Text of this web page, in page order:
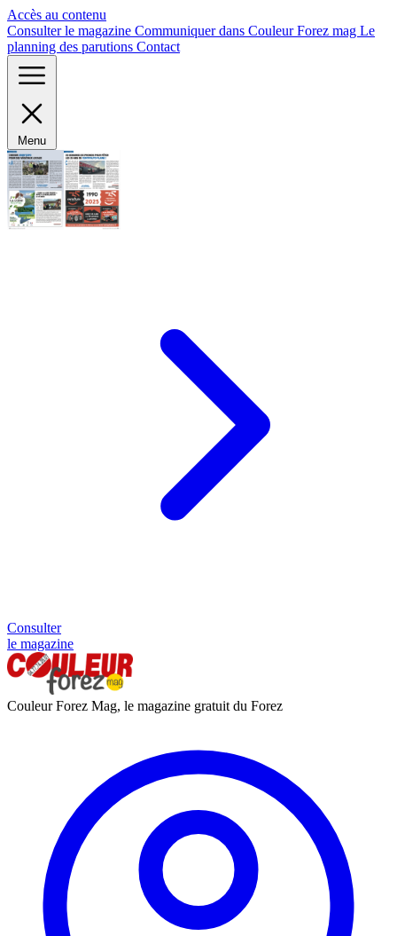
Accès au contenu
Consulter le magazine Communiquer dans Couleur Forez mag Le
planning des parutions Contact
Menu
Consulter
le magazine
Couleur Forez Mag, le magazine gratuit du Forez
Panneau de gestion des cookies